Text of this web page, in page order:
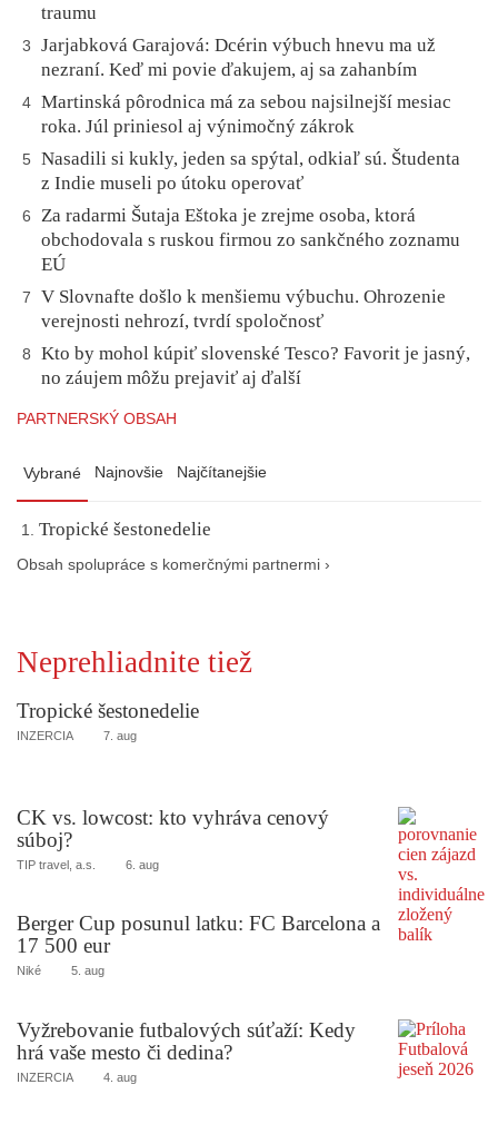
traumu
3
Jarjabková Garajová: Dcérin výbuch hnevu ma už
nezraní. Keď mi povie ďakujem, aj sa zahanbím
4 Martinská pôrodnica má za sebou najsilnejší mesiac
roka. Júl priniesol aj výnimočný zákrok
5
Nasadili si kukly, jeden sa spýtal, odkiaľ sú. Študenta
z Indie museli po útoku operovať
6
Za radarmi Šutaja Eštoka je zrejme osoba, ktorá
obchodovala s ruskou firmou zo sankčného zoznamu
EÚ
7
V Slovnafte došlo k menšiemu výbuchu. Ohrozenie
verejnosti nehrozí, tvrdí spoločnosť
8
Kto by mohol kúpiť slovenské Tesco? Favorit je jasný,
no záujem môžu prejaviť aj ďalší
PARTNERSKÝ OBSAH
Vybrané Najnovšie Najčítanejšie
Tropické šestonedelie
Obsah spolupráce s komerčnými partnermi ›
Neprehliadnite tiež
Tropické šestonedelie
INZERCIA 7. aug
CK vs. lowcost: kto vyhráva cenový
súboj?
TIP travel, a.s. 6. aug
Berger Cup posunul latku: FC Barcelona a
17 500 eur
Niké 5. aug
Vyžrebovanie futbalových súťaží: Kedy
hrá vaše mesto či dedina?
INZERCIA 4. aug